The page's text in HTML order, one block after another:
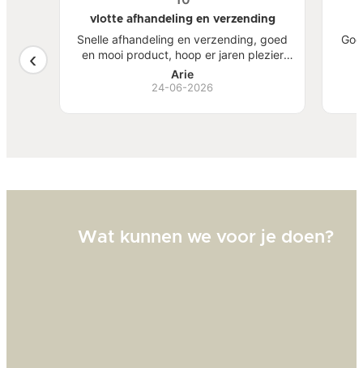
mooi
vlotte afhandeling en verzending
Snelle afhandeling en verzending, goed
en mooi product, hoop er jaren plezier
van te hebben.
Arie
24-06-2026
Wat kunnen we voor je doen?